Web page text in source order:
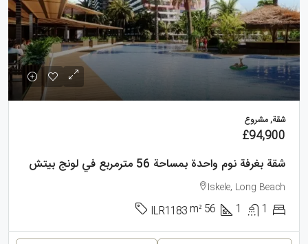
شقة, مشروع
£94,900
شقة بغرفة نوم واحدة بمساحة 56 مترمربع في لونج بيتش
Iskele, Long Beach
1
1
56
m²
ILR1183